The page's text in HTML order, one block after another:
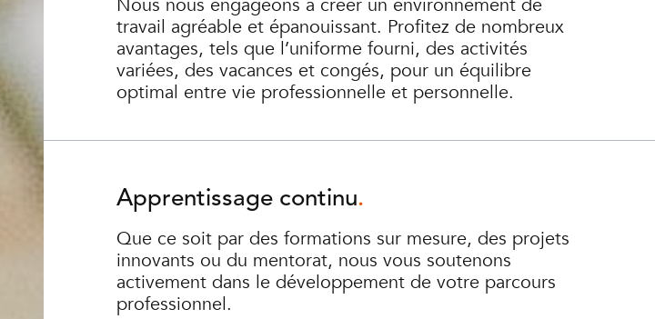
Nous nous engageons à créer un environnement de
travail agréable et épanouissant. Profitez de nombreux
avantages, tels que l’uniforme fourni, des activités
variées, des vacances et congés, pour un équilibre
optimal entre vie professionnelle et personnelle.
Apprentissage continu
Que ce soit par des formations sur mesure, des projets
innovants ou du mentorat, nous vous soutenons
activement dans le développement de votre parcours
professionnel.